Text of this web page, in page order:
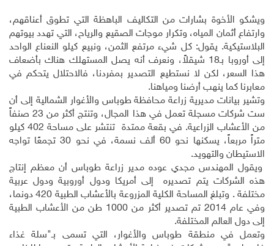
ويشكو الأخوة بشارات من التكاليف الباهظة التي تطوق أعناقهم،
وارتفاع أثمان المياه، وتكرار موجات الصقيع والرياح، التي تهدد بيوتهم
البلاستيكية. يقول: كل شيء مرتفع الثمن، ونبيع كيلو النعناع الواحد
إلى أوروبا بـ18 شيقلاً، ونعرف أنه يصل المستهلك هناك بأضعاف
هذا السعر، لكن لا نستطيع التصدير بمفردنا، فالاحتلال يتحكم في
معابرنا كما ينهب أرضنا ومياهنا.
وتشير بيانات مديرية زراعة محافظة طوباس والأغوار الشمالية إلى أن
ست شركات مسجلة تعمل في هذا المجال، وتنتج أكثر من 23 صنفاً
من الأعشاب الزراعية. في بقعة ممتدة تنتشر على مساحة 402 كيلو
متراً مربعاً، يسكنها نحو 60 ألف نسمة، في نحو 30 تجمعًا تواجه
الاستيطان والتهويد.
ويقول المهندس مجدي عوده مدير زراعة طوباس أن معظم إنتاج
هذه الشركات يتم تصديره إلى أمريكا ودول أوروبية ودول عربية
مختلفة . وتبلغ المساحة الكلية المزروعة بالأعشاب الطبية 420 دونما،
وفي عام 2014 تم تصدير أكثر من 1000 طن من الأعشاب الطبية
إلى دول العالم المختلفة.
وتعمل في منطقة طوباس والأغوار، التي تسمى بـ"سلة غذاء